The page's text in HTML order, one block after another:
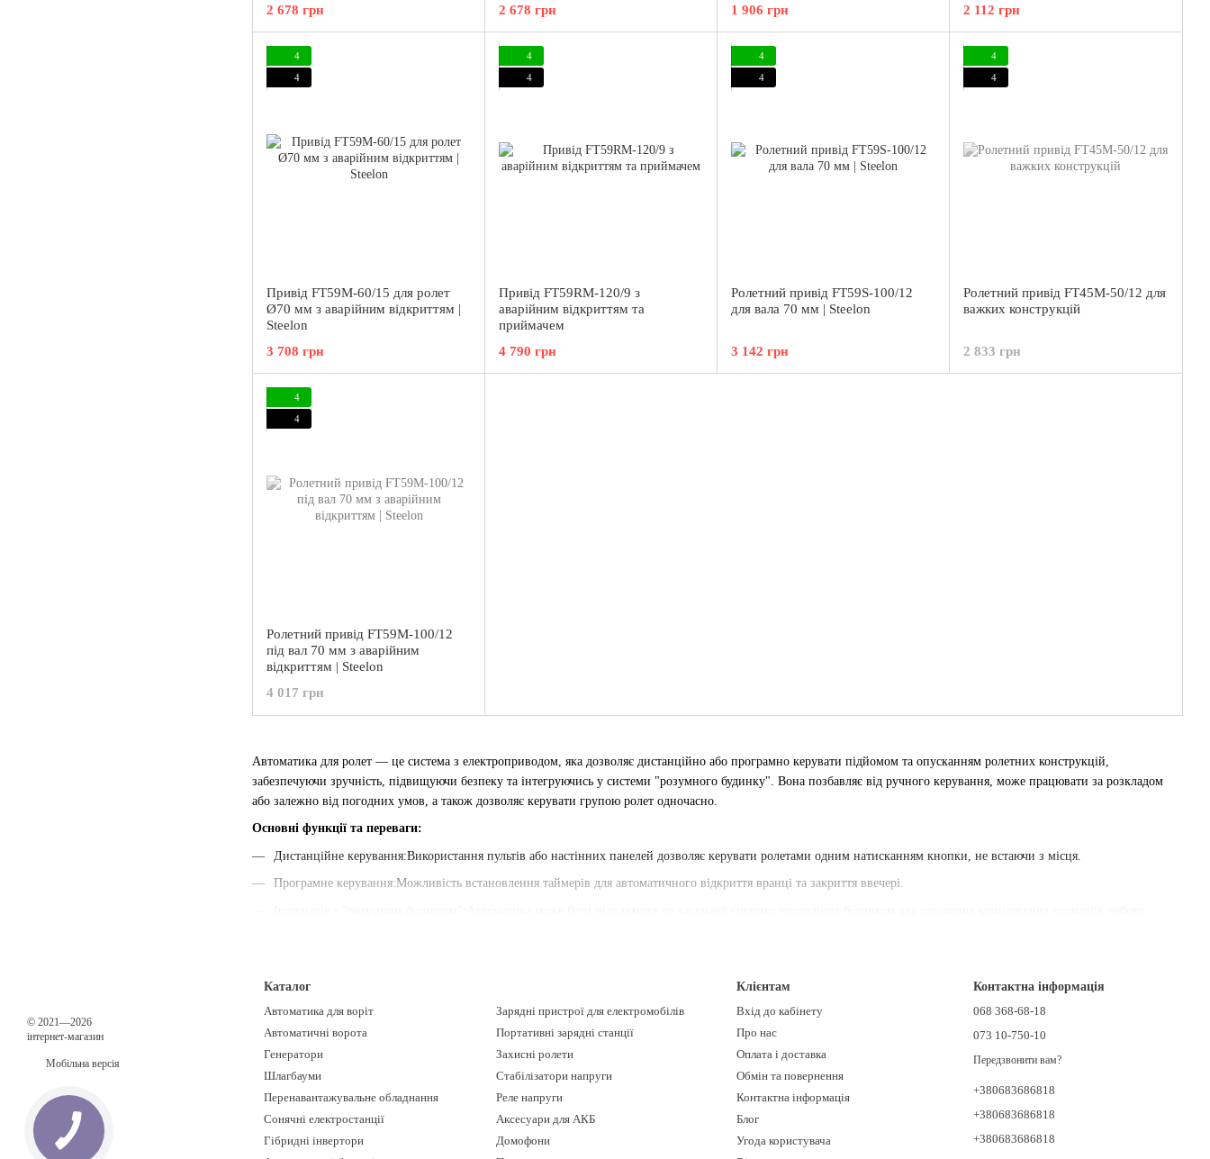
Автоматика для ролет — це система з електроприводом, яка дозволяє дистанційно або програмно керувати підйомом та опусканням ролетних конструкцій,
забезпечуючи зручність, підвищуючи безпеку та інтегруючись у системи "розумного будинку". Вона позбавляє від ручного керування, може працювати за розкладом
або залежно від погодних умов, а також дозволяє керувати групою ролет одночасно.
Основні функції та переваги:
Дистанційне керування:Використання пультів або настінних панелей дозволяє керувати ролетами одним натисканням кнопки, не встаючи з місця.
Програмне керування:Можливість встановлення таймерів для автоматичного відкриття вранці та закриття ввечері.
Зручність для важкодоступних вікон:Автоматизація є практичним рішенням для високих або інших важкодоступних вікон, таких як мансардні.
Застосування:
Приватні будинки:Зручне та комфортне керування ролетами на вікнах та дверях.
Комерційні приміщення:Широко використовується в магазинах, офісах та складах для оптимізації роботи з ролетами.
Гаражні ворота:Автоматика може бути встановлена і на ролетні ворота, що робить їх більш функціональними.
2 678 грн 2 678 грн 1 906 грн 2 112 грн
4
4
Привід FT59M-60/15 для ролет
Ø70 мм з аварійним відкриттям |
Steelon
3 708 грн
4
4
Привід FT59RM-120/9 з
аварійним відкриттям та
приймачем
4 790 грн
4
4
Ролетний привід FT59S-100/12
для вала 70 мм | Steelon
3 142 грн
4
4
Ролетний привід FT45M-50/12 для
важких конструкцій
2 833 грн
4
4
Ролетний привід FT59M-100/12
під вал 70 мм з аварійним
відкриттям | Steelon
4 017 грн
© 2021—2026
інтернет-магазин
Мобільна версія
Каталог
Автоматика для воріт
Автоматичні ворота
Генератори
Шлагбауми
Перенавантажувальне обладнання
Сонячні електростанції
Гібридні інвертори
Зарядні пристрої для електромобілів
Портативні зарядні станції
Захисні ролети
Стабілізатори напруги
Реле напруги
Аксесуари для АКБ
Домофони
Клієнтам
Вхід до кабінету
Про нас
Оплата і доставка
Обмін та повернення
Контактна інформація
Блог
Угода користувача
Контактна інформація
068 368-68-18
073 10-750-10
Передзвонити вам?
+380683686818
+380683686818
+380683686818